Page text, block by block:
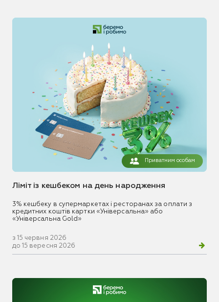
Приватним особам
Ліміт із кешбеком на день народження
3% кешбеку в супермаркетах і ресторанах за оплати з
кредитних коштів картки «Універсальна» або
«Універсальна Gold»
з 15 червня 2026
до 15 вересня 2026